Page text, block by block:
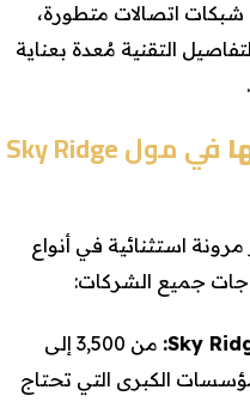
شبكات اتصالات متطورة،
التقنية مُعدة بعناية
في مول Sky Ridge
استثنائية في أنواع
جميع الشركات:
من 3,500 إلى
للمؤسسات الكبرى التي تحتاج